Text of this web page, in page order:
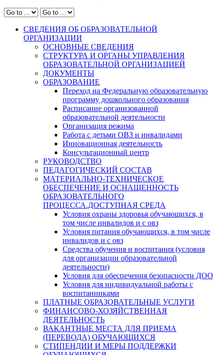
СВЕДЕНИЯ ОБ ОБРАЗОВАТЕЛЬНОЙ
ОРГАНИЗАЦИИ
ОСНОВНЫЕ СВЕДЕНИЯ
СТРУКТУРА И ОРГАНЫ УПРАВЛЕНИЯ
ОБРАЗОВАТЕЛЬНОЙ ОРГАНИЗАЦИЕЙ
ДОКУМЕНТЫ
ОБРАЗОВАНИЕ
Переход на Федеральную образовательную
программу дошкольного образования
Расписание организованной
образовательной деятельности
Организация режима
Работа с детьми ОВЗ и инвалидами
Инновационная деятельность
Консультационный центр
РУКОВОДСТВО
ПЕДАГОГИЧЕСКИЙ СОСТАВ
МАТЕРИАЛЬНО-ТЕХНИЧЕСКОЕ
ОБЕСПЕЧЕНИЕ И ОСНАЩЕННОСТЬ
ОБРАЗОВАТЕЛЬНОГО
ПРОЦЕССА.ДОСТУПНАЯ СРЕДА
Условия охраны здоровья обучающихся, в
том числе инвалидов и с овз
Условия питания обучающихся, в том числе
инвалидов и с овз
Средства обучения и воспитания (условия
для организации образовательной
деятельности)
Условия для обеспечения безопасности ДОО
Условия для индивидуальной работы с
воспитанниками
ПЛАТНЫЕ ОБРАЗОВАТЕЛЬНЫЕ УСЛУГИ
ФИНАНСОВО-ХОЗЯЙСТВЕННАЯ
ДЕЯТЕЛЬНОСТЬ
ВАКАНТНЫЕ МЕСТА ДЛЯ ПРИЕМА
(ПЕРЕВОДА) ОБУЧАЮЩИХСЯ
СТИПЕНДИИ И МЕРЫ ПОДДЕРЖКИ